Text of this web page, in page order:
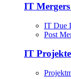
IT
IT Due
Post
IT Projekte